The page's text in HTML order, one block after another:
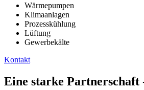
Wärmepumpen
Klimaanlagen
Prozesskühlung
Lüftung
Gewerbekälte
Kontakt
Eine starke